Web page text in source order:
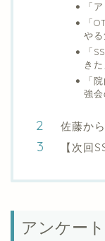
「
「
やる
「
きた
「
強会
佐藤から
【次回
アンケー